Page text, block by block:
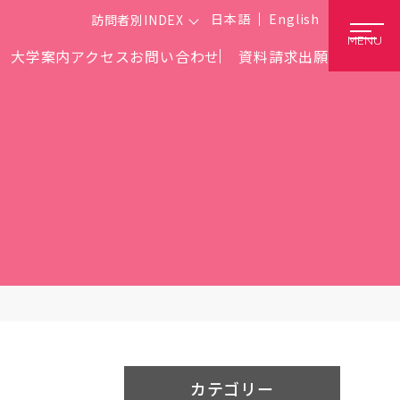
訪問者別INDEX 日本語 English
大学案内アクセスお問い合わせ 資料請求出願
MENU
カテゴリー